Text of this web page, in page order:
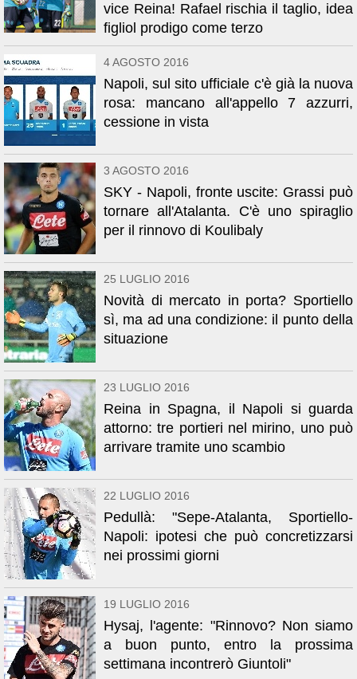
vice Reina! Rafael rischia il taglio, idea
figliol prodigo come terzo
4 AGOSTO 2016
Napoli, sul sito ufficiale c'è già la nuova
rosa: mancano all'appello 7 azzurri,
cessione in vista
3 AGOSTO 2016
SKY - Napoli, fronte uscite: Grassi può
tornare all'Atalanta. C'è uno spiraglio
per il rinnovo di Koulibaly
25 LUGLIO 2016
Novità di mercato in porta? Sportiello
sì, ma ad una condizione: il punto della
situazione
23 LUGLIO 2016
Reina in Spagna, il Napoli si guarda
attorno: tre portieri nel mirino, uno può
arrivare tramite uno scambio
22 LUGLIO 2016
Pedullà: "Sepe-Atalanta, Sportiello-
Napoli: ipotesi che può concretizzarsi
nei prossimi giorni
19 LUGLIO 2016
Hysaj, l'agente: "Rinnovo? Non siamo
a buon punto, entro la prossima
settimana incontrerò Giuntoli"